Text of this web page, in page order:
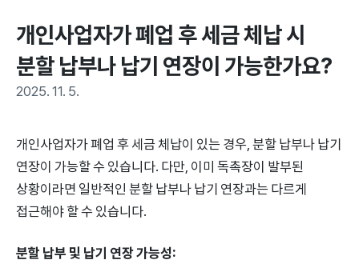
개인사업자가 폐업 후 세금 체납 시
분할 납부나 납기 연장이 가능한가요?
2025. 11. 5.
개인사업자가 폐업 후 세금 체납이 있는 경우, 분할 납부나 납기
연장이 가능할 수 있습니다. 다만, 이미 독촉장이 발부된
상황이라면 일반적인 분할 납부나 납기 연장과는 다르게
접근해야 할 수 있습니다.
분할 납부 및 납기 연장 가능성: